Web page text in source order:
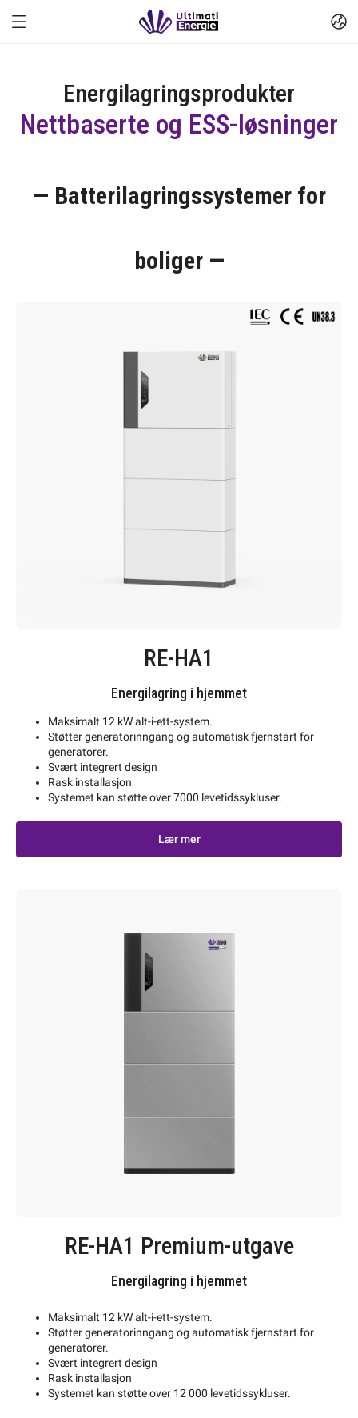
Energilagringsprodukter
Nettbaserte og ESS-løsninger
— Batterilagringssystemer for
boliger —
RE-HA1
Energilagring i hjemmet
Maksimalt 12 kW alt-i-ett-system.
Støtter generatorinngang og automatisk fjernstart for
generatorer.
Svært integrert design
Rask installasjon
Systemet kan støtte over 7000 levetidssykluser.
Lær mer
RE-HA1 Premium-utgave
Energilagring i hjemmet
Maksimalt 12 kW alt-i-ett-system.
Støtter generatorinngang og automatisk fjernstart for
generatorer.
Svært integrert design
Rask installasjon
Systemet kan støtte over 12 000 levetidssykluser.